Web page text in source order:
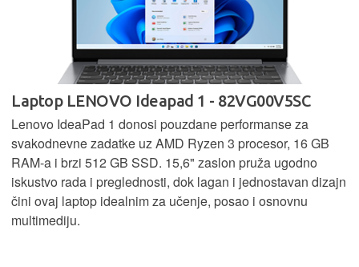
Laptop LENOVO Ideapad 1 - 82VG00V5SC
Lenovo IdeaPad 1 donosi pouzdane performanse za
svakodnevne zadatke uz AMD Ryzen 3 procesor, 16 GB
RAM-a i brzi 512 GB SSD. 15,6" zaslon pruža ugodno
iskustvo rada i preglednosti, dok lagan i jednostavan dizajn
čini ovaj laptop idealnim za učenje, posao i osnovnu
multimediju.